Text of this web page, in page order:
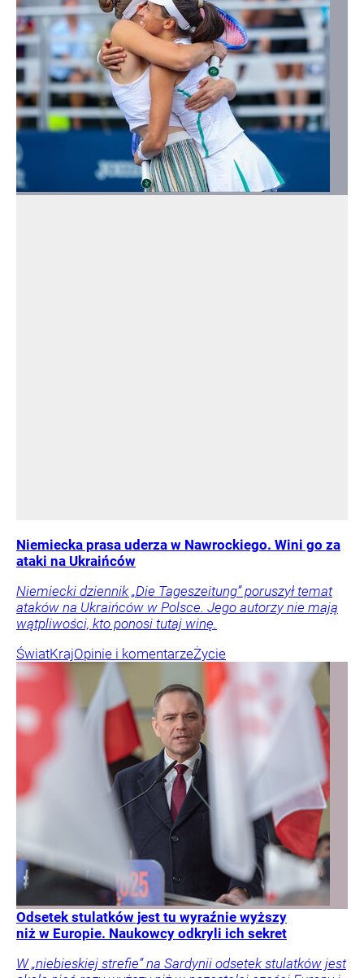
Niemiecka prasa uderza w Nawrockiego. Wini go za
ataki na Ukraińców
Niemiecki dziennik „Die Tageszeitung” poruszył temat
ataków na Ukraińców w Polsce. Jego autorzy nie mają
wątpliwości, kto ponosi tutaj winę.
ŚwiatKrajOpinie i komentarzeŻycie
Odsetek stulatków jest tu wyraźnie wyższy
niż w Europie. Naukowcy odkryli ich sekret
W „niebieskiej strefie” na Sardynii odsetek stulatków jest